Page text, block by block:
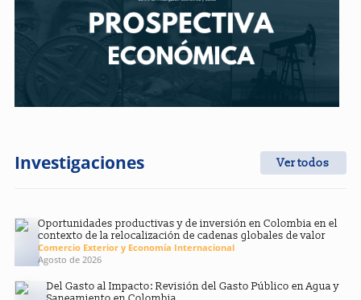
Investigaciones Ver todos
Oportunidades productivas y de inversión en Colombia en el
contexto de la relocalización de cadenas globales de valor
Comercio Exterior y Economía Internacional
Agosto de 2026
Del Gasto al Impacto: Revisión del Gasto Público en Agua y